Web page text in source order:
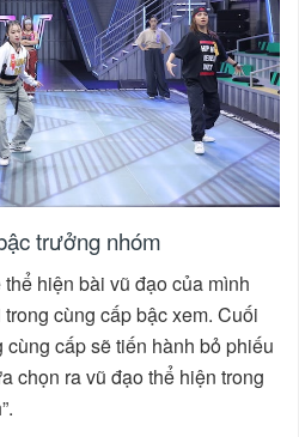
trưởng nhóm
hiện bài vũ đạo của mình
cùng cấp bậc xem. Cuối
cấp sẽ tiến hành bỏ phiếu
chọn ra vũ đạo thể hiện trong